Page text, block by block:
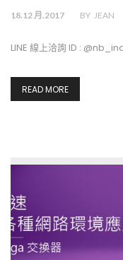
18.12 月.2017 BY JEAN
LINE 線上洽詢 ID :
READ MORE